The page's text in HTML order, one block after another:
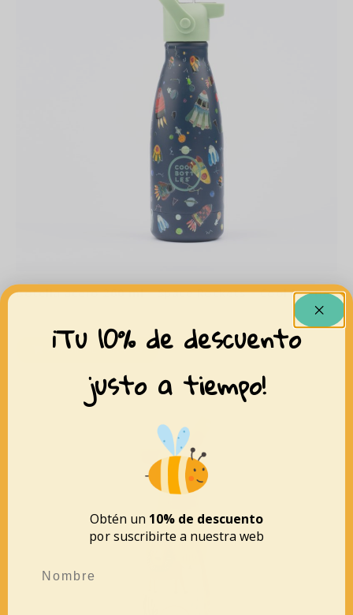
Botella acero 260 ml – Space Rockets – Cool Bottles
AÑADIR AL CARRITO
¡Tu 10% de descuento
justo a tiempo!
Obtén un 10% de descuento
por suscribirte a nuestra web